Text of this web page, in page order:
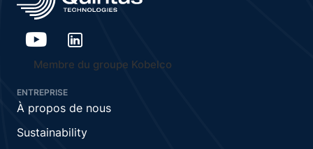
Membre du groupe Kobelco
ENTREPRISE
À propos de nous
Sustainability